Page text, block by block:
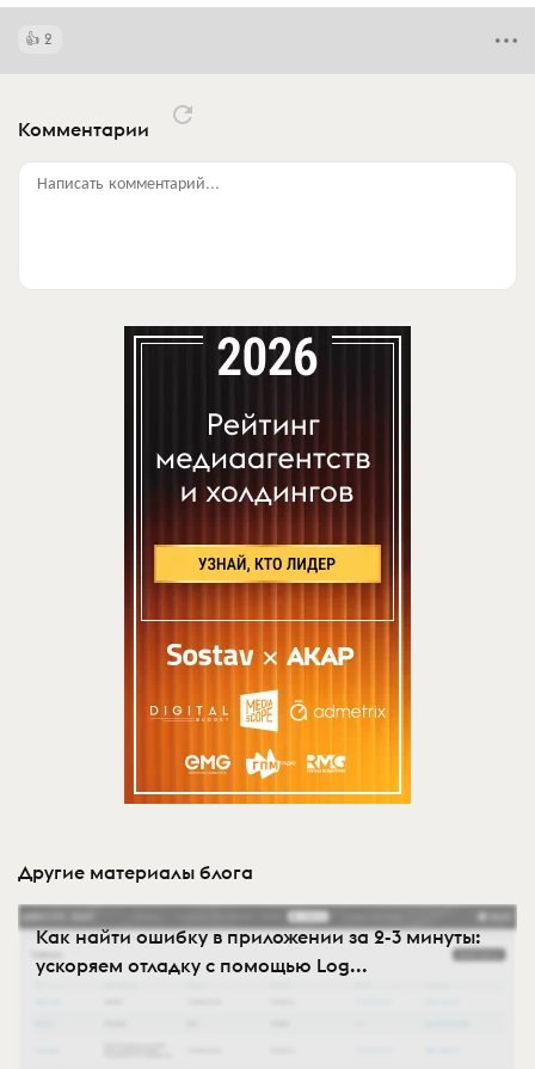
2
Комментарии
Написать комментарий...
Другие материалы блога
Как найти ошибку в приложении за 2-3 минуты:
ускоряем отладку с помощью Log...